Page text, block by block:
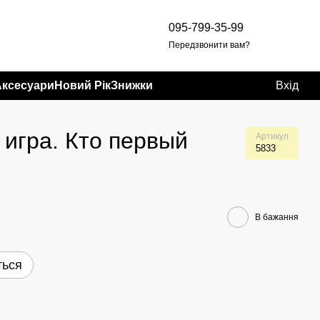
095-799-35-99
Передзвонити вам?
Новий РікЗнижки Вхід
Кто первый Артикул
5833
В бажання